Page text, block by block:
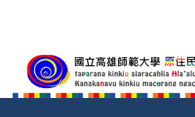
容